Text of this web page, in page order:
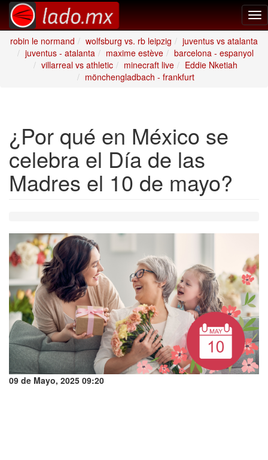
robin le normand
wolfsburg vs. rb leipzig
juventus vs atalanta
juventus - atalanta
maxime estève
barcelona - espanyol
villarreal vs athletic
minecraft live
Eddie Nketiah
mönchengladbach - frankfurt
¿Por qué en México se
celebra el Día de las
Madres el 10 de mayo?
09 de Mayo, 2025 09:20